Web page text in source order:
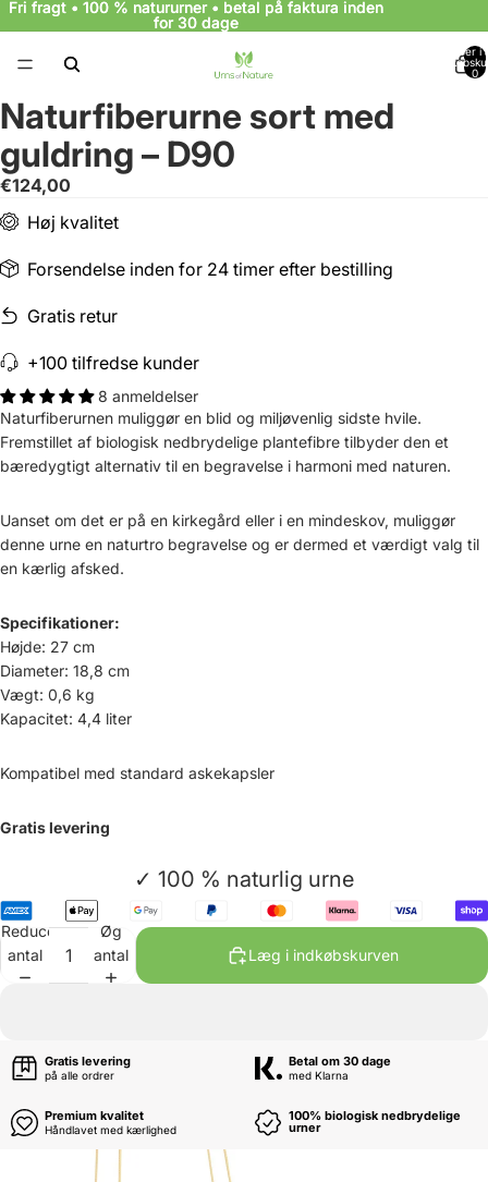
Fri fragt • 100 % natururner • betal på faktura inden
for 30 dage
Fri fragt • 100 % natururner • betal på faktura inden
for 30 dage
Varer i
0
Naturfiberurne sort med
guldring – D90
€124,00
Høj kvalitet
Forsendelse inden for 24 timer efter bestilling
Gratis retur
+100 tilfredse kunder
8 anmeldelser
Naturfiberurnen muliggør en blid og miljøvenlig sidste hvile.
Fremstillet af biologisk nedbrydelige plantefibre tilbyder den et
bæredygtigt alternativ til en begravelse i harmoni med naturen.
Uanset om det er på en kirkegård eller i en mindeskov, muliggør
denne urne en naturtro begravelse og er dermed et værdigt valg til
en kærlig afsked.
Specifikationer:
Højde: 27 cm
Diameter: 18,8 cm
Vægt: 0,6 kg
Kapacitet: 4,4 liter
Kompatibel med standard askekapsler
Gratis levering
✓ 100 % naturlig urne
Reducer
antal
Øg
antal
Læg i indkøbskurven
Gratis levering
på alle ordrer
Betal om 30 dage
med Klarna
Premium kvalitet
Håndlavet med kærlighed
100% biologisk nedbrydelige
urner